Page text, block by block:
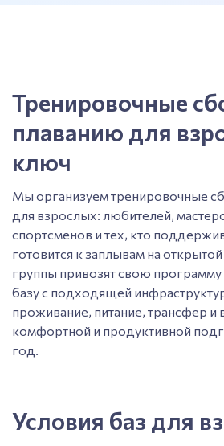
Тренировочные
плаванию для
ключ
Мы организуем тренировочные
для взрослых: любителей,
спортсменов и тех, кто
готовится к заплывам на
группы привозят свою
базу с подходящей
проживание, питание, трансфер и
комфортной и продуктивной
год.
Условия баз для